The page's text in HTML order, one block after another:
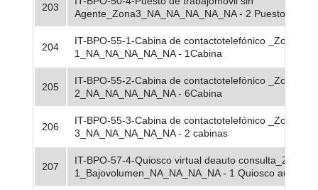
203
Agente_Zona3_NA_NA_NA_NA_NA - 2 Puesto de
204
IT-BPO-55-1-Cabina de contactotelefónico _Zona
1_NA_NA_NA_NA_NA - 1Cabina
205
IT-BPO-55-2-Cabina de contactotelefónico _Zona
2_NA_NA_NA_NA_NA - 6Cabina
206
IT-BPO-55-3-Cabina de contactotelefónico _Zona
3_NA_NA_NA_NA_NA - 2 cabinas
207
IT-BPO-57-4-Quiosco virtual deauto consulta_Zona
1_Bajovolumen_NA_NA_NA_NA - 1 Quiosco auto-